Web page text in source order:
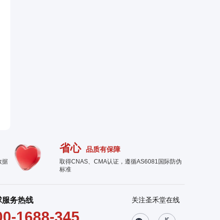
据
省心 品质有保障
取得CNAS、CMA认证，遵循AS6081国际防伪
标准
服务热线 关注圣禾堂在线